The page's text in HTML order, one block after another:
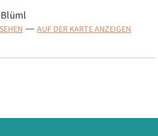
— AUF DER KARTE ANZEIGEN